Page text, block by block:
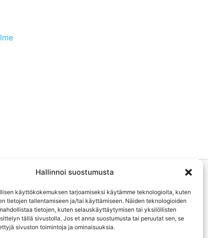
Hallinnoi suostumusta
käyttökokemuksen tarjoamiseksi käytämme teknologioita, kuten
tietojen tallentamiseen ja/tai käyttämiseen. Näiden teknologioiden
tietojen, kuten selauskäyttäytymisen tai yksilöllisten
tällä sivustolla. Jos et anna suostumusta tai peruutat sen, se
sivuston toimintoja ja ominaisuuksia.